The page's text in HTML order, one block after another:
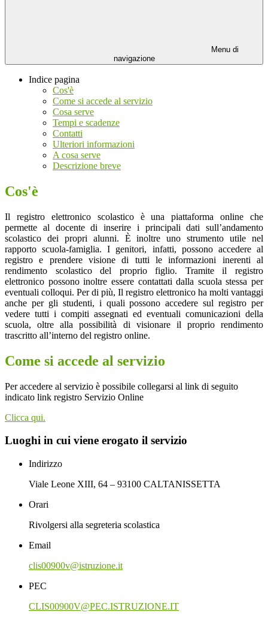
Menu di
navigazione
Indice pagina
Cos'è
Come si accede al servizio
Cosa serve
Tempi e scadenze
Contatti
Ulteriori informazioni
A cosa serve
Descrizione breve
Cos'è
Il registro elettronico scolastico è una piattaforma online che
permette al docente di inserire i principali dati sull’andamento
scolastico dei propri alunni. È inoltre uno strumento utile nel
rapporto scuola-famiglia. I genitori, infatti, possono accedere al
registro e prendere visione di tutti le informazioni inerenti al
rendimento scolastico del proprio figlio. Tramite il registro
elettronico possono inoltre essere contattati dalla scuola stessa per
eventuali colloqui. Per di più, Il registro elettronico ha molti vantaggi
anche per gli studenti, i quali possono accedere sul registro per
vedere tutti i compiti assegnati ed eventuali comunicazioni della
scuola, oltre alla possibilità di visionare il proprio rendimento
trascritto all’interno del registro online.
Come si accede al servizio
Per accedere al servizio è possibile collegarsi al link di seguito
indicato link registro Servizio Online
Clicca qui.
Luoghi in cui viene erogato il servizio
Indirizzo
Viale Leone XIII, 64 – 93100 CALTANISSETTA
Orari
Rivolgersi alla segreteria scolastica
Email
clis00900v@istruzione.it
PEC
CLIS00900V@PEC.ISTRUZIONE.IT